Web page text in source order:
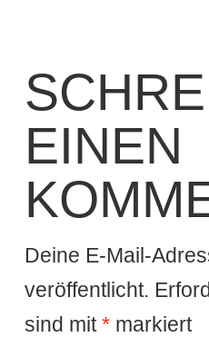
EINEN
Deine E-Mail-
veröffentlicht.
sind mit*markiert